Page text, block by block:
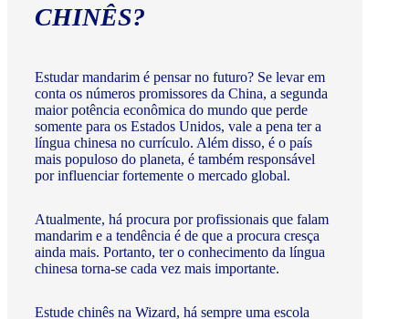
CHINÊS?
Estudar mandarim é pensar no futuro? Se levar em
conta os números promissores da China, a segunda
maior potência econômica do mundo que perde
somente para os Estados Unidos, vale a pena ter a
língua chinesa no currículo. Além disso, é o país
mais populoso do planeta, é também responsável
por influenciar fortemente o mercado global.
Atualmente, há procura por profissionais que falam
mandarim e a tendência é de que a procura cresça
ainda mais. Portanto, ter o conhecimento da língua
chinesa torna-se cada vez mais importante.
Estude chinês na Wizard, há sempre uma escola